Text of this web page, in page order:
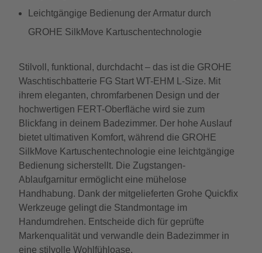
Leichtgängige Bedienung der Armatur durch
GROHE SilkMove Kartuschentechnologie
Stilvoll, funktional, durchdacht – das ist die GROHE
Waschtischbatterie FG Start WT-EHM L-Size. Mit
ihrem eleganten, chromfarbenen Design und der
hochwertigen FERT-Oberfläche wird sie zum
Blickfang in deinem Badezimmer. Der hohe Auslauf
bietet ultimativen Komfort, während die GROHE
SilkMove Kartuschentechnologie eine leichtgängige
Bedienung sicherstellt. Die Zugstangen-
Ablaufgarnitur ermöglicht eine mühelose
Handhabung. Dank der mitgelieferten Grohe Quickfix
Werkzeuge gelingt die Standmontage im
Handumdrehen. Entscheide dich für geprüfte
Markenqualität und verwandle dein Badezimmer in
eine stilvolle Wohlfühloase.